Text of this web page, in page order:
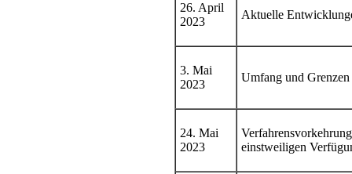
26. April
2023
Aktuelle
3. Mai
2023
Umfang und Grenzen
24. Mai
2023
einstweiligen